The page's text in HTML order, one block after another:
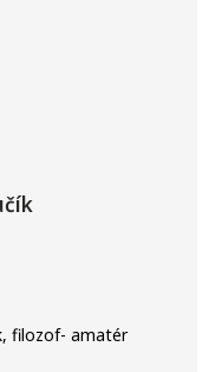
filozof- amatér